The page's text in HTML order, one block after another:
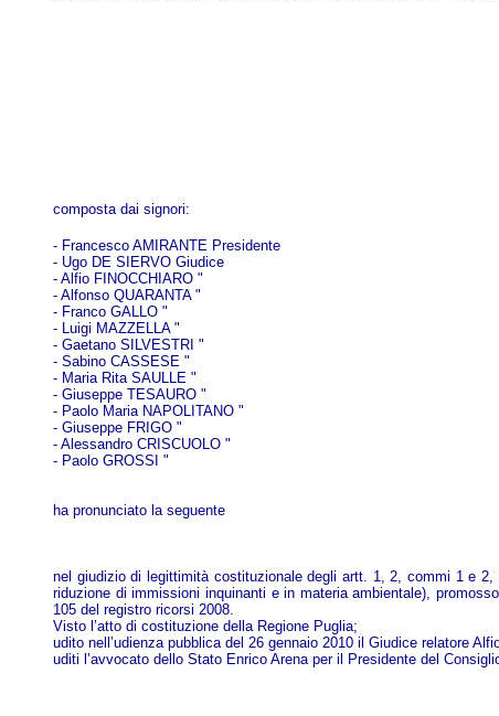
composta dai signori:
- Francesco AMIRANTE Presidente
- Ugo DE SIERVO Giudice
- Alfio FINOCCHIARO "
- Alfonso QUARANTA "
- Franco GALLO "
- Luigi MAZZELLA "
- Gaetano SILVESTRI "
- Sabino CASSESE "
- Maria Rita SAULLE "
- Giuseppe TESAURO "
- Paolo Maria NAPOLITANO "
- Giuseppe FRIGO "
- Alessandro CRISCUOLO "
- Paolo GROSSI "
ha pronunciato la seguente
nel giudizio di legittimità costituzionale degli artt. 1, 2, commi 1 e
riduzione di immissioni inquinanti e in materia ambientale),
105 del registro ricorsi 2008.
Visto l’atto di costituzione della Regione Puglia;
udito nell’udienza pubblica del 26 gennaio 2010 il Giudice relatore
uditi l’avvocato dello Stato Enrico Arena per il Presidente del